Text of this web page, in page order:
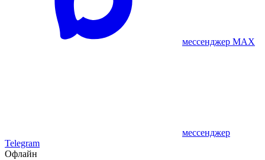
мессенджер MAX
мессенджер
Telegram
Офлайн